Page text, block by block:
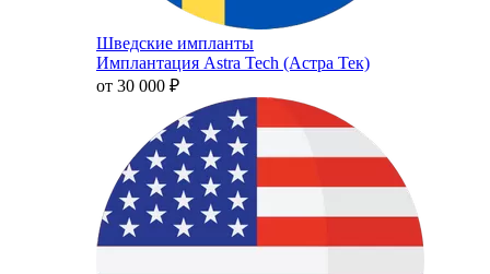
Шведские импланты
Имплантация Astra Tech (Астра Тек)
от 30 000 ₽